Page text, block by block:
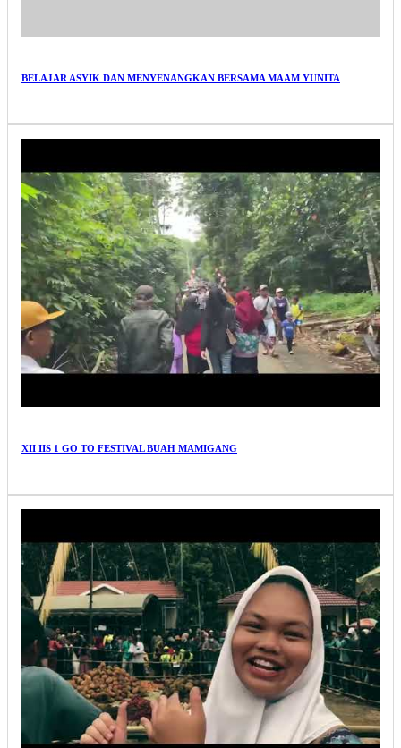
BELAJAR ASYIK DAN MENYENANGKAN BERSAMA MAAM YUNITA
XII IIS 1 GO TO FESTIVAL BUAH MAMIGANG